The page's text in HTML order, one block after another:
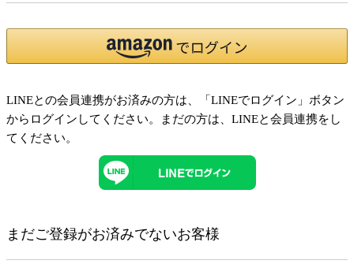
LINEとの会員連携がお済みの方は、「LINEでログイン」ボタン
からログインしてください。まだの方は、 LINEと会員連携をし
てください。
まだご登録がお済みでないお客様